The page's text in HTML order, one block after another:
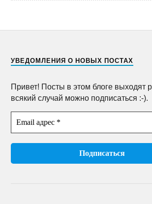
УВЕДОМЛЕНИЯ О НОВЫХ ПОСТАХ
Привет! Посты в этом блоге выходят
всякий случай можно подписаться :-).